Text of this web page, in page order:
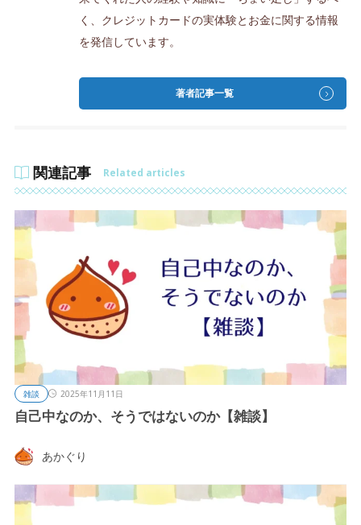
く、クレジットカードの実体験とお金に関する情報
を発信しています。
著者記事一覧
関連記事 Related articles
雑談 2025年11月11日
自己中なのか、そうではないのか【雑談】
あかぐり